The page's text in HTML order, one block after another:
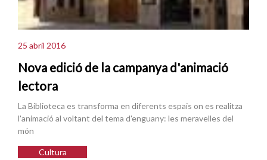
25 abril 2016
Nova edició de la campanya d'animació
lectora
La Biblioteca es transforma en diferents espais on es realitza
l'animació al voltant del tema d'enguany: les meravelles del
món
Cultura